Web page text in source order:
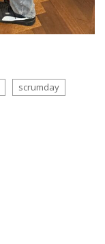
scrumday